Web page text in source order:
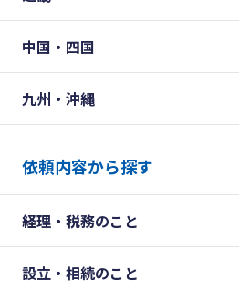
中国・四国
九州・沖縄
依頼内容から探す
経理・税務のこと
設立・相続のこと